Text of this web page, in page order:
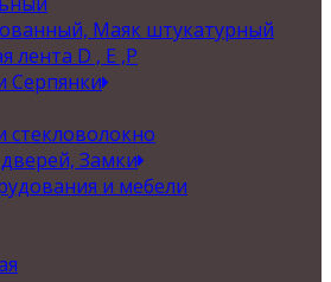
Маяк штукатурный
лента D , Е ,P
Серпянки
стекловолокно
Замки
и мебели